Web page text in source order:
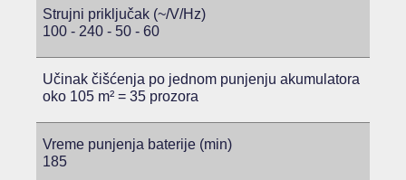
Strujni priključak (~/V/Hz)
100 - 240 - 50 - 60
Učinak čišćenja po jednom punjenju akumulatora
oko 105 m² = 35 prozora
Vreme punjenja baterije (min)
185